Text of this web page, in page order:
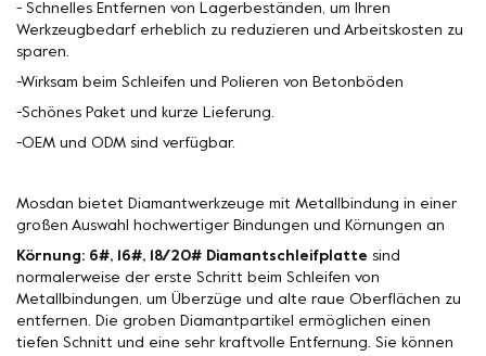
- Schnelles Entfernen von Lagerbeständen, um Ihren
Werkzeugbedarf erheblich zu reduzieren und Arbeitskosten zu
sparen.
-Wirksam beim Schleifen und Polieren von Betonböden
-Schönes Paket und kurze Lieferung.
-OEM und ODM sind verfügbar.
Mosdan bietet Diamantwerkzeuge mit Metallbindung in einer
großen Auswahl hochwertiger Bindungen und Körnungen an
Körnung: 6#, 16#, 18/20# Diamantschleifplatte sind
normalerweise der erste Schritt beim Schleifen von
Metallbindungen, um Überzüge und alte raue Oberflächen zu
entfernen. Die groben Diamantpartikel ermöglichen einen
tiefen Schnitt und eine sehr kraftvolle Entfernung. Sie können